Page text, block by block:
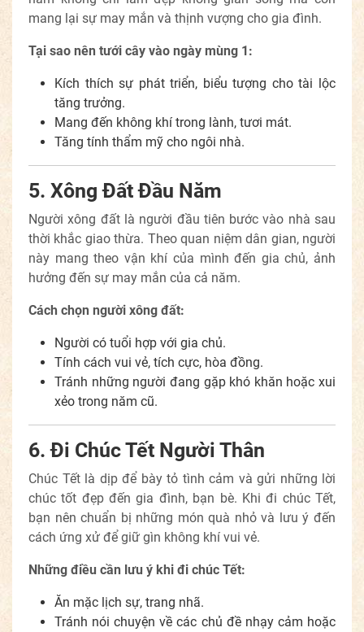
mang lại sự may mắn và thịnh vượng cho gia đình.
Tại sao nên tưới cây vào ngày mùng 1:
Kích thích sự phát triển, biểu tượng cho tài lộc
tăng trưởng.
Mang đến không khí trong lành, tươi mát.
Tăng tính thẩm mỹ cho ngôi nhà.
5. Xông Đất Đầu Năm
Người xông đất là người đầu tiên bước vào nhà sau
thời khắc giao thừa. Theo quan niệm dân gian, người
này mang theo vận khí của mình đến gia chủ, ảnh
hưởng đến sự may mắn của cả năm.
Cách chọn người xông đất:
Người có tuổi hợp với gia chủ.
Tính cách vui vẻ, tích cực, hòa đồng.
Tránh những người đang gặp khó khăn hoặc xui
xẻo trong năm cũ.
6. Đi Chúc Tết Người Thân
Chúc Tết là dịp để bày tỏ tình cảm và gửi những lời
chúc tốt đẹp đến gia đình, bạn bè. Khi đi chúc Tết,
bạn nên chuẩn bị những món quà nhỏ và lưu ý đến
cách ứng xử để giữ gìn không khí vui vẻ.
Những điều cần lưu ý khi đi chúc Tết:
Ăn mặc lịch sự, trang nhã.
Tránh nói chuyện về các chủ đề nhạy cảm hoặc